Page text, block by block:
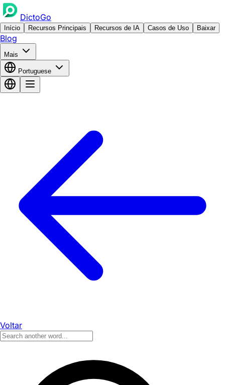
DictoGo
Início Recursos Principais Recursos de IA Casos de Uso Baixar
Blog
Mais
Portuguese
Voltar